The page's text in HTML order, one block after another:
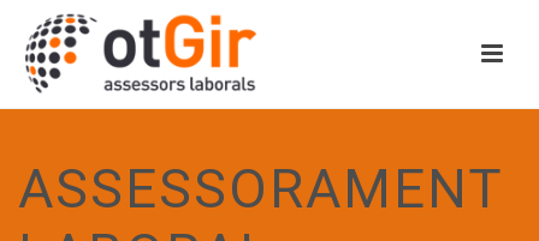
ASSESSORAMENT